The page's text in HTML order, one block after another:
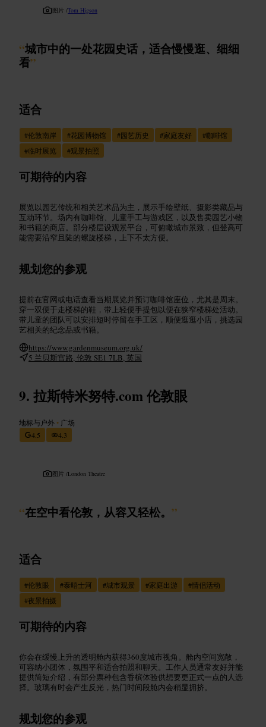
图片 /Tom Higson
“城市中的一处花园史话，适合慢慢逛、细细
看”
适合
#伦敦南岸 #花园博物馆 #园艺历史 #家庭友好 #咖啡馆
#临时展览 #观景拍照
可期待的内容
展览以园艺传统和相关艺术品为主，展示手绘壁纸、摄影类藏品与
互动环节。场内有咖啡馆、儿童手工与游戏区，以及售卖园艺小物
和书籍的商店。部分楼层设观景平台，可俯瞰城市景致，但登高可
能需要沿窄且陡的螺旋楼梯，上下不太方便。
规划您的参观
提前在官网或电话查看当期展览并预订咖啡馆座位，尤其是周末。
穿一双便于走楼梯的鞋，带上轻便手提包以便在狭窄楼梯处活动。
带儿童的团队可以安排短时停留在手工区，顺便逛逛小店，挑选园
艺相关的纪念品或书籍。
https://www.gardenmuseum.org.uk/
5 兰贝斯宫路, 伦敦 SE1 7LB, 英国
拉斯特米努特.com 伦敦眼
地标与户外 • 广场
4.5
4.3
图片 /London Theatre
“在空中看伦敦，从容又轻松。 ”
适合
#伦敦眼 #泰晤士河 #城市观景 #家庭出游 #情侣活动
#夜景拍摄
可期待的内容
你会在缓慢上升的透明舱内获得360度城市视角。舱内空间宽敞，
可容纳小团体，氛围平和适合拍照和聊天。工作人员通常友好并能
提供简短介绍，有部分票种包含香槟体验供想要更正式一点的人选
择。玻璃有时会产生反光，热门时间段舱内会稍显拥挤。
规划您的参观